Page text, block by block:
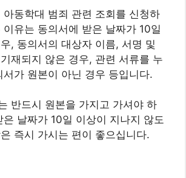
아동학대 범죄 관련 조회를 신청하
유는 동의서에 받은 날짜가 10일
, 동의서의 대상자 이름, 서명 및
재되지 않은 경우, 관련 서류를 누
서가 원본이 아닌 경우 등입니다.
반드시 원본을 가지고 가셔야 하
은 날짜가 10일 이상이 지나지 않도
즉시 가시는 편이 좋으십니다.